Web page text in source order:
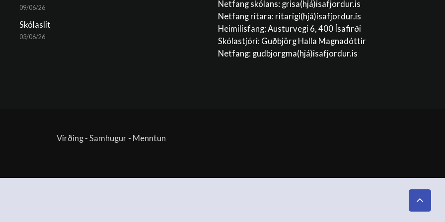
09/06/26
Skólaslit
03/06/26
Netfang skólans: grisa(hjá)isafjordur.is
Netfang ritara: ritarigi(hjá)isafjordur.is
Heimilisfang: Austurvegi 6, 400 Ísafirði
Skólastjóri: Guðbjörg Halla Magnadóttir
Netfang: gudbjorgma(hjá)isafjordur.is
Virðing - Samhugur - Menntun